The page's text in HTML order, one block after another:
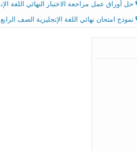
حل أوراق عمل مراجعة الاختبار النهائي اللغة الإنجليزية الصف الرابع الفصل الثالث
نموذج امتحان نهائي اللغة الإنجليزية الصف الرابع الفصل الثالث